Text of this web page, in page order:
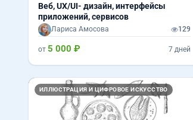
Веб, UX/UI- дизайн, интерфейсы
приложений, сервисов
Лариса Амосова 129
от 5 000 ₽ 7 дней
ИЛЛЮСТРАЦИЯ И ЦИФРОВОЕ ИСКУССТВО
Назад